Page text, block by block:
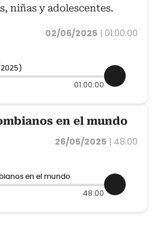
niñas y adolescentes.
02/06/2025 | 01:00:00
01:00:00
en el mundo
26/05/2025 | 48:00
en el mundo
48:00